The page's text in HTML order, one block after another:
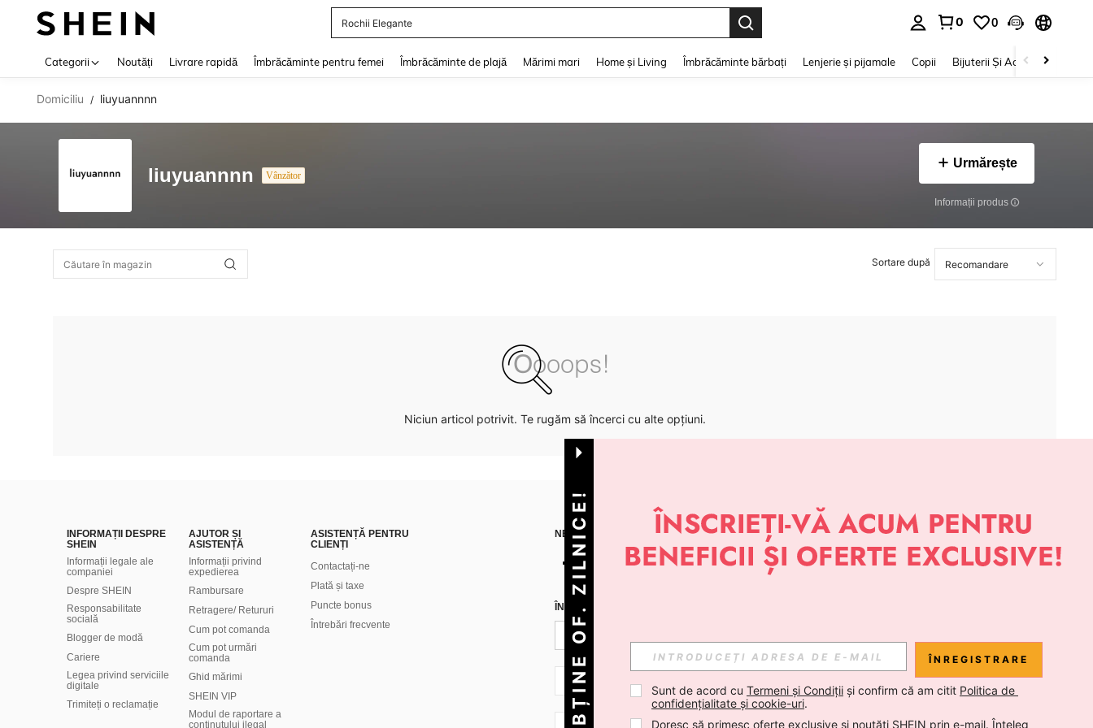
Rochii Elegante
0 0
Categorii Noutăți Livrare rapidă Îmbrăcăminte pentru femei Îmbrăcăminte de plajă Mărimi mari Home și Living Îmbrăcăminte bărbați Lenjerie și pijamale Copii Bijuterii Și Accesorii
Domiciliu / liuyuannnn
liuyuannnn Vânzător
Urmărește
Informații produs
Sortare după
Niciun articol potrivit. Te rugăm să încerci cu alte opțiuni.
INFORMAȚII DESPRE
SHEIN
Informații legale ale
companiei
Despre SHEIN
Responsabilitate
socială
Blogger de modă
Cariere
Legea privind serviciile
digitale
Trimiteți o reclamație
AJUTOR ȘI
ASISTENȚĂ
Informații privind
expedierea
Rambursare
Retragere/ Retururi
Cum pot comanda
Cum pot urmări
comanda
Ghid mărimi
SHEIN VIP
Modul de raportare a
conținutului ilegal
ASISTENȚĂ PENTRU
CLIENȚI
Contactați-ne
Plată și taxe
Puncte bonus
Întrebări frecvente
NE GĂSEȘTI PE APLICAȚIE
ÎNREGISTREAZĂ-TE PENTRU A PRIMI NOUTĂȚI DESPRE STIL DE LA SHEIN
RO + 40 Abonare
OBȚINE OF. ZILNICE! ÎNREGISTRARE
Sunt de acord cu Termeni și Condiții și confirm că am citit Politica de
confidențialitate și cookie-uri.
Doresc să primesc oferte exclusive și noutăți SHEIN prin e-mail. Înțeleg